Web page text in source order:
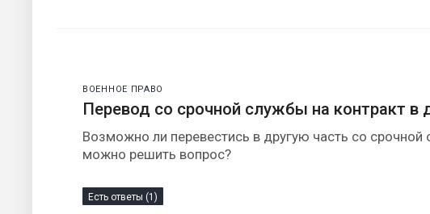
ВОЕННОЕ ПРАВО
Перевод со срочной службы на контракт в
Возможно ли перевестись в другую часть со срочной
можно решить вопрос?
Есть ответы (1)